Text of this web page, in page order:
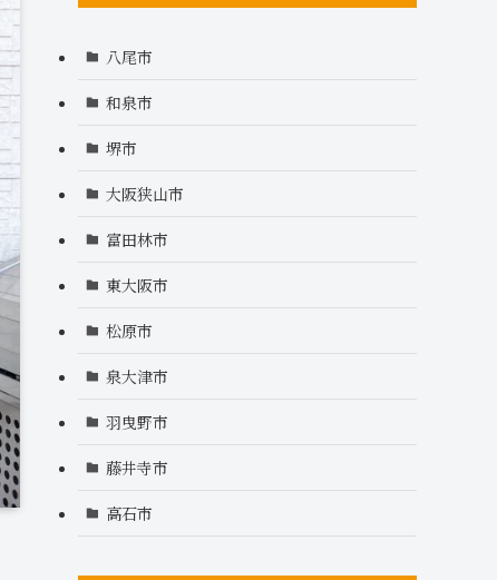
八尾市
和泉市
堺市
大阪狭山市
富田林市
東大阪市
松原市
泉大津市
羽曳野市
藤井寺市
高石市